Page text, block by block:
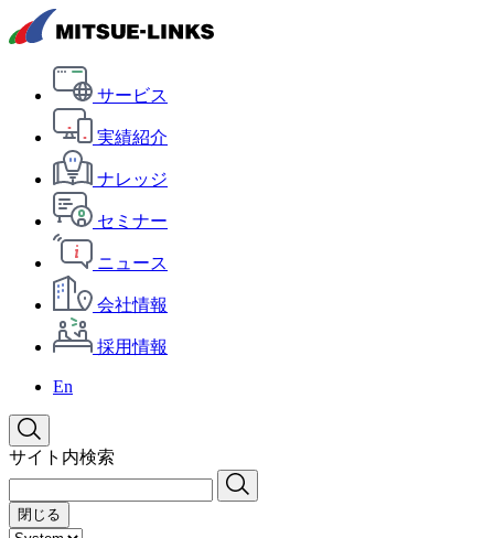
サービス
実績紹介
ナレッジ
セミナー
ニュース
会社情報
採用情報
En
サイト内検索
閉じる